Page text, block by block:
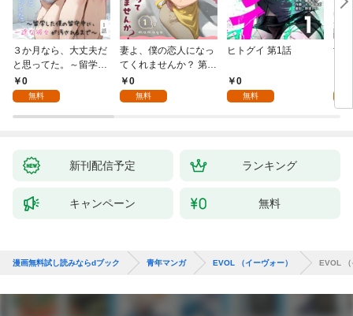
３か月なら、大丈夫だ
と思ってた。～留学し
た僕の留守中に、一途
な彼女が汚されるまで
0
無料
妻よ、僕の恋人になっ
てくれませんか？ 第1
話0
無料
ヒトグイ 第1話
0
無料
世
新刊配信予定 ランキング
キャンペーン 無料
漫画無料試し読みならdブック 青年マンガ EVOL （イーヴォー） EVOL （